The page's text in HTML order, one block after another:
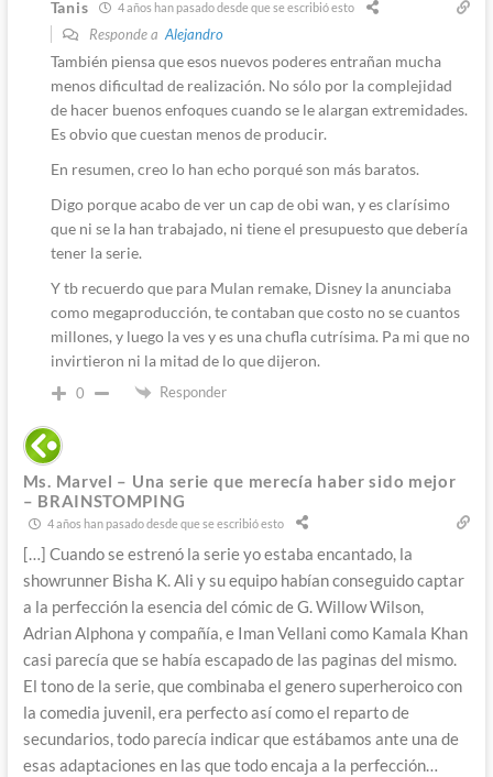
Tanis 4 años han pasado desde que se escribió esto
Responde a Alejandro
También piensa que esos nuevos poderes entrañan mucha
menos dificultad de realización. No sólo por la complejidad
de hacer buenos enfoques cuando se le alargan extremidades.
Es obvio que cuestan menos de producir.
En resumen, creo lo han echo porqué son más baratos.
Digo porque acabo de ver un cap de obi wan, y es clarísimo
que ni se la han trabajado, ni tiene el presupuesto que debería
tener la serie.
Y tb recuerdo que para Mulan remake, Disney la anunciaba
como megaproducción, te contaban que costo no se cuantos
millones, y luego la ves y es una chufla cutrísima. Pa mi que no
invirtieron ni la mitad de lo que dijeron.
0 Responder
Ms. Marvel – Una serie que merecía haber sido mejor
– BRAINSTOMPING
4 años han pasado desde que se escribió esto
[…] Cuando se estrenó la serie yo estaba encantado, la
showrunner Bisha K. Ali y su equipo habían conseguido captar
a la perfección la esencia del cómic de G. Willow Wilson,
Adrian Alphona y compañía, e Iman Vellani como Kamala Khan
casi parecía que se había escapado de las paginas del mismo.
El tono de la serie, que combinaba el genero superheroico con
la comedia juvenil, era perfecto así como el reparto de
secundarios, todo parecía indicar que estábamos ante una de
esas adaptaciones en las que todo encaja a la perfección…